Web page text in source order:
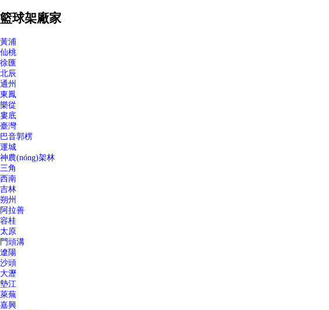
籃球架廠家
黃浦
仙桃
徐匯
北辰
通州
東鳳
樂從
婁底
臺灣
巴音郭楞
運城
神農(nóng)架林
三角
西南
吉林
朔州
阿拉善
容桂
太原
門頭溝
遼陽
沙頭
大瀝
墊江
萊蕪
嘉興